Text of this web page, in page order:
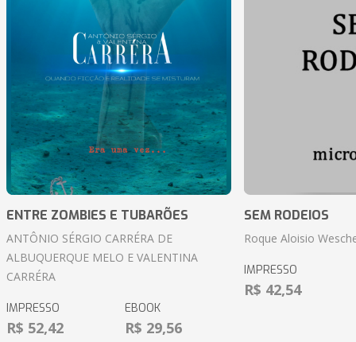
ENTRE ZOMBIES E TUBARÕES
ANTÔNIO SÉRGIO CARRÉRA DE
ALBUQUERQUE MELO E VALENTINA
CARRÉRA
IMPRESSO
R$ 52,42
EBOOK
R$ 29,56
SEM RODEIOS
Roque Aloisio
IMPRESSO
R$ 42,54